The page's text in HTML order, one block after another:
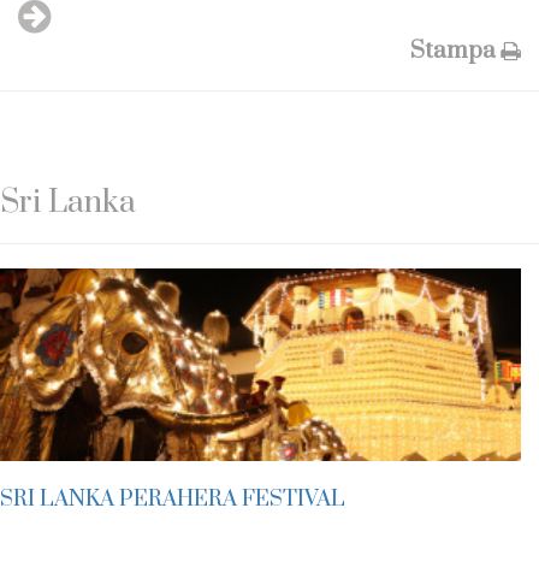
Stampa
Sri Lanka
SRI LANKA PERAHERA FESTIVAL